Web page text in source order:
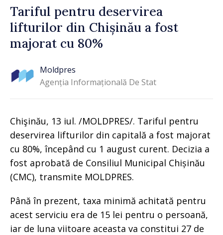
Tariful pentru deservirea
lifturilor din Chișinău a fost
majorat cu 80%
Moldpres
Agenția Informațională De Stat
Chişinău, 13 iul. /MOLDPRES/. Tariful pentru
deservirea lifturilor din capitală a fost majorat
cu 80%, începând cu 1 august curent. Decizia a
fost aprobată de Consiliul Municipal Chișinău
(CMC), transmite MOLDPRES.
Până în prezent, taxa minimă achitată pentru
acest serviciu era de 15 lei pentru o persoană,
iar de luna viitoare aceasta va constitui 27 de